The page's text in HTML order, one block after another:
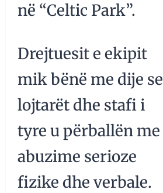
në “Celtic Park”.
Drejtuesit e ekipit
mik bënë me dije se
lojtarët dhe stafi i
tyre u përballën me
abuzime serioze
fizike dhe verbale.